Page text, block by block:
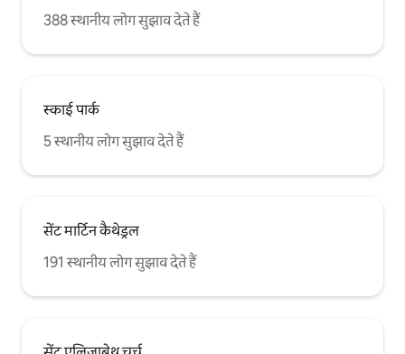
388 स्थानीय लोग सुझाव देते हैं
स्काई पार्क
5 स्थानीय लोग सुझाव देते हैं
सेंट मार्टिन कैथेड्रल
191 स्थानीय लोग सुझाव देते हैं